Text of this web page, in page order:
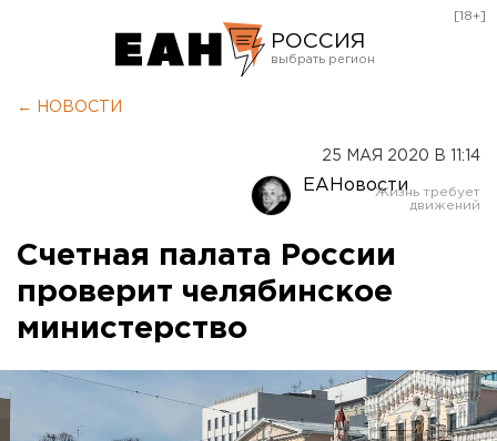
РОССИЯ
Оренбург
[18+]
← НОВОСТИ
25 МАЯ 2020 В 11:14
ЕАНовости
Счетная палата России
проверит челябинское
министерство